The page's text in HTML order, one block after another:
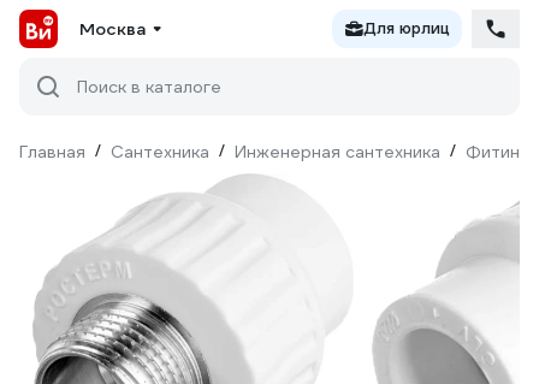
Москва Для юрлиц
Поиск в каталоге
Главная / Сантехника / Инженерная сантехника / Фитинги